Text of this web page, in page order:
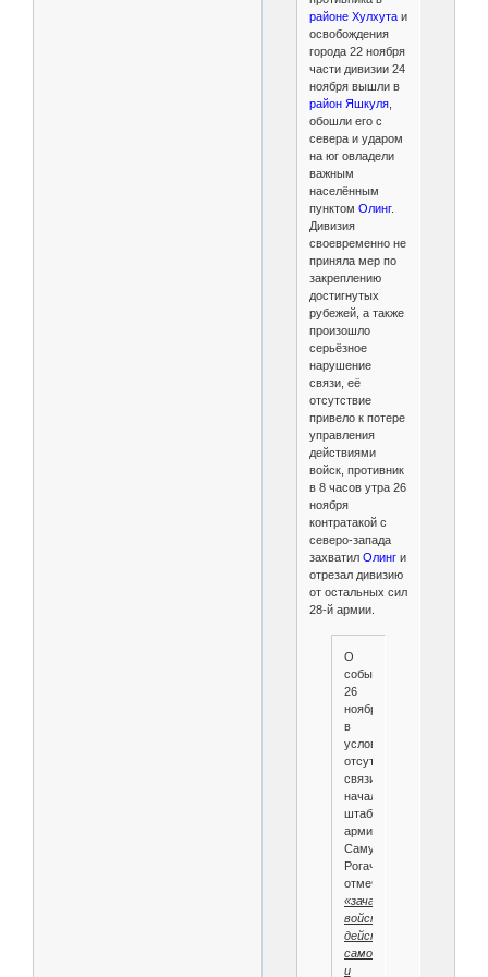
районе Хулхутаи
освобождения
города 22 ноября
части дивизии 24
ноября вышли в
район Яшкуля,
обошли его с
севера и ударом
на юг овладели
важным
населённым
пунктом Олинг.
Дивизия
своевременно не
приняла мер по
закреплению
достигнутых
рубежей, а также
произошло
серьёзное
нарушение
связи, её
отсутствие
привело к потере
управления
действиями
войск, противник
в 8 часов утра 26
ноября
контратакой с
северо-запада
захватил Олинг и
отрезал дивизию
от остальных сил
28-й армии.
О
событиях
26
ноября,
в
условиях
отсутствия
связи,
начальник
штаба
армии
Самуил
Рогачевский
отмечал:
«зачастую
войска
действовали
самостоятельно
и